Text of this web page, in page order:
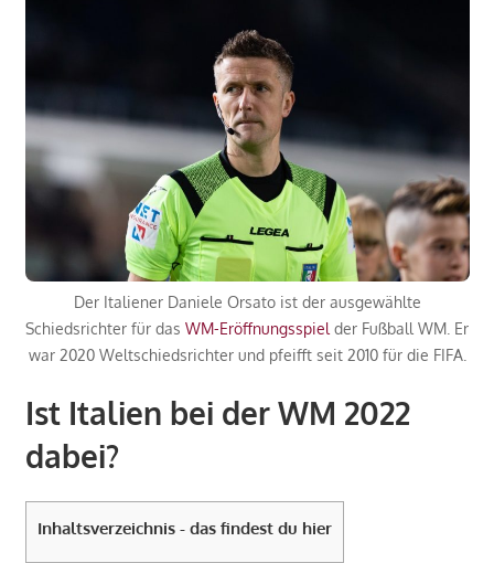
Der Italiener Daniele Orsato ist der ausgewählte
Schiedsrichter für das WM-Eröffnungsspielder Fußball WM. Er
war 2020 Weltschiedsrichter und pfeifft seit 2010 für die FIFA.
Ist Italien bei der WM 2022
dabei?
Inhaltsverzeichnis - das findest du hier